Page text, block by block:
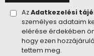
AzAdatkezelési
személyes adataim
elérése érdekében
hogy ezen
tettem meg.